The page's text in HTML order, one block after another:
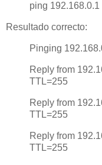
ping 192.168.0.1
Resultado correcto:
Pinging
Reply from
TTL=255
Reply from
TTL=255
Reply from
TTL=255